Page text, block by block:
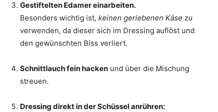
Gestiftelten Edamer einarbeiten.
Besonders wichtig ist, keinen geriebenen Käse zu
verwenden, da dieser sich im Dressing auflöst und
den gewünschten Biss verliert.
Schnittlauch fein hacken und über die Mischung
streuen.
Dressing direkt in der Schüssel anrühren: